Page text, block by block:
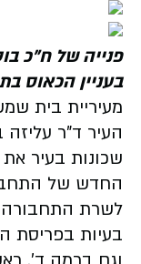
פנייה של ח"כ
בעניין הכאוס
מעיריית בית
העיר ד"ר
שכונות בעיר
החדש של
לשרת התחבורה
בעיות בפריסת